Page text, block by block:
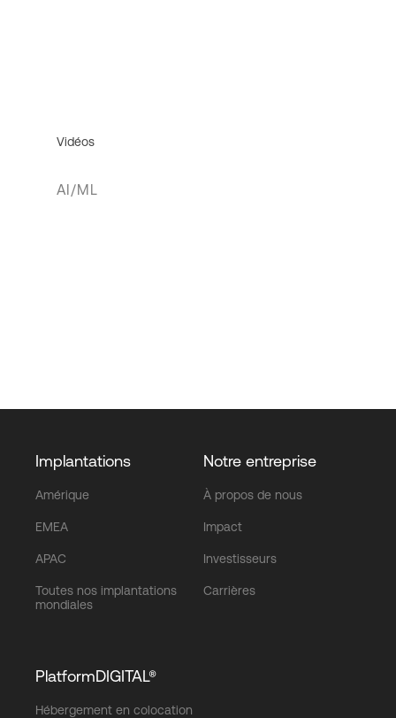
Vidéos
AI/ML
Implantations
Amérique
EMEA
APAC
Toutes nos implantations
mondiales
Notre entreprise
À propos de nous
Impact
Investisseurs
Carrières
PlatformDIGITAL®
Hébergement en colocation